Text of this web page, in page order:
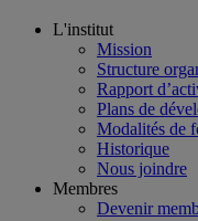
L'institut
Mission
Structure
Rapport
Plans de
Modalités de
Historique
Nous joindre
Membres
Devenir